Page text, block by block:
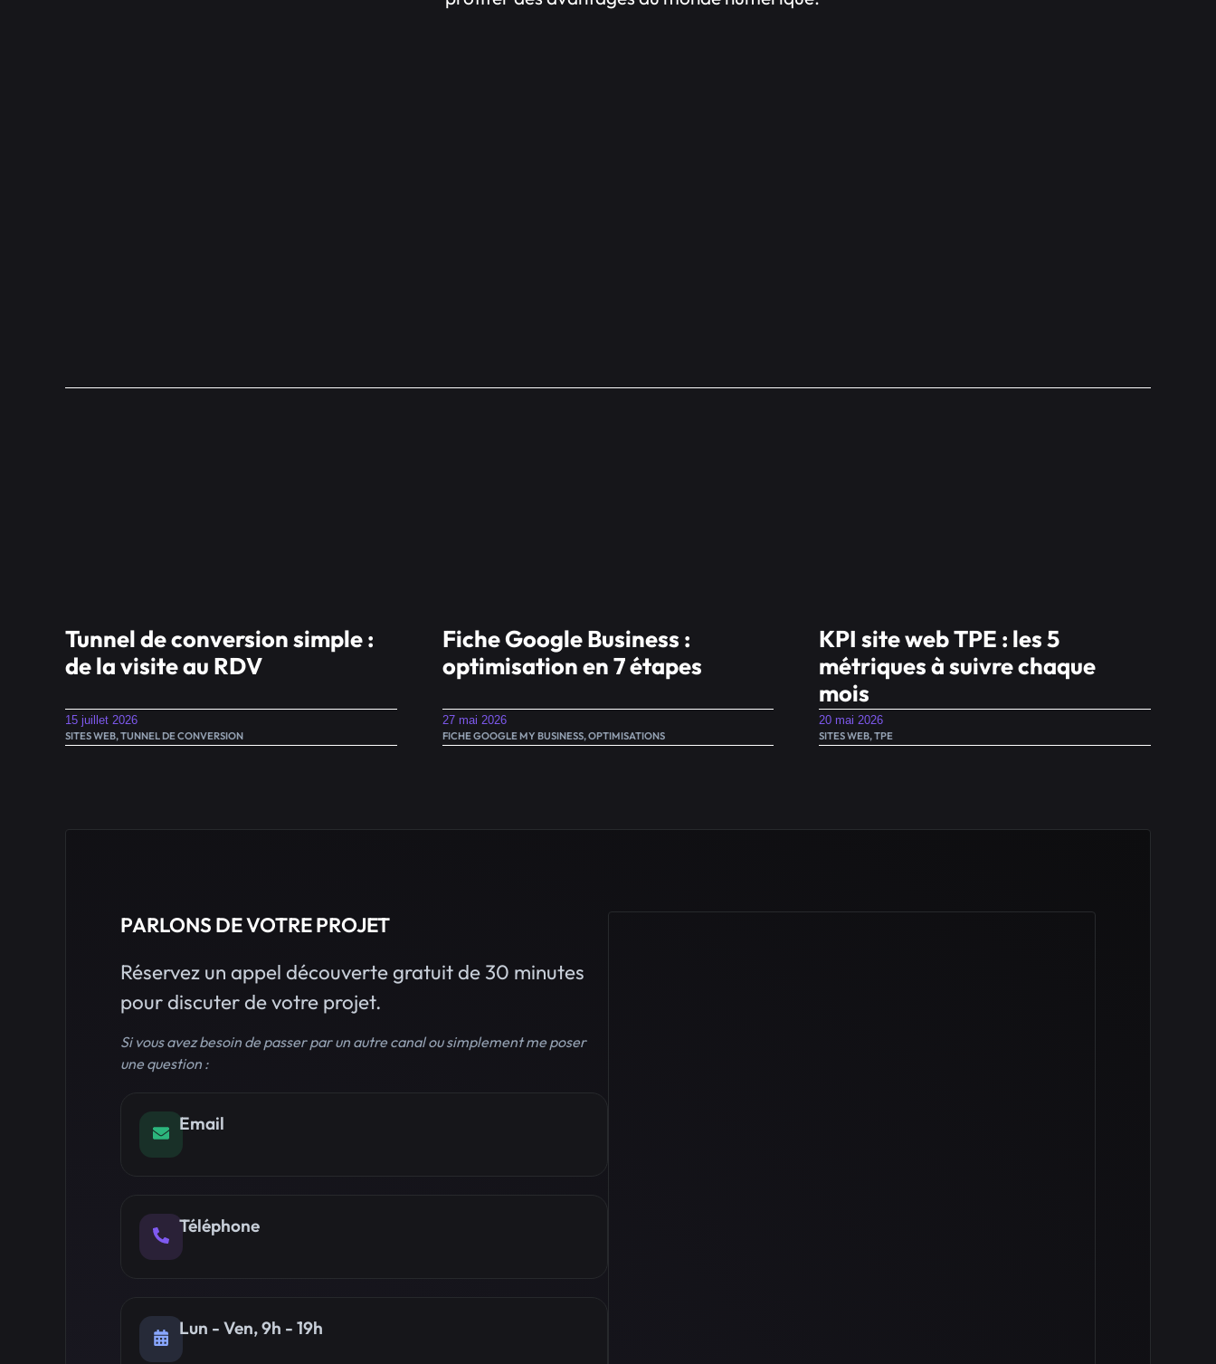
Tunnel de conversion simple :
de la visite au RDV
15 juillet 2026
SITES WEB,TUNNEL DE CONVERSION
Fiche Google Business :
optimisation en 7 étapes
27 mai 2026
FICHE GOOGLE MY BUSINESS,OPTIMISATIONS
KPI site web TPE : les 5
métriques à suivre chaque
mois
20 mai 2026
SITES WEB,TPE
PARLONS DE VOTRE PROJET
Réservez un appel découverte gratuit de 30 minutes
pour discuter de votre projet.
Si vous avez besoin de passer par un autre canal ou simplement me poser
une question :
Email
Téléphone
Lun - Ven, 9h - 19h